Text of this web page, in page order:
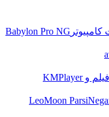
Babylon Pro NG
KMPlayer
LeoMoon